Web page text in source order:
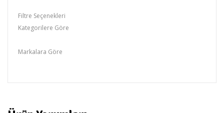
Filtre Seçenekleri
Kategorilere Göre
Markalara Göre